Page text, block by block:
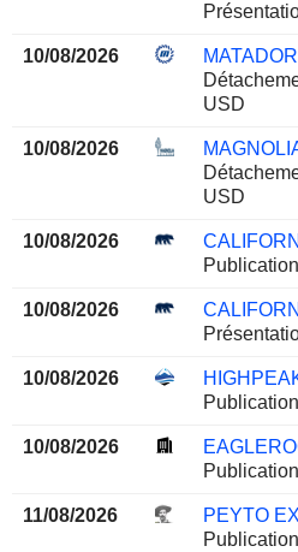
10/08/2026
USD
10/08/2026
USD
10/08/2026
10/08/2026
10/08/2026
10/08/2026
11/08/2026